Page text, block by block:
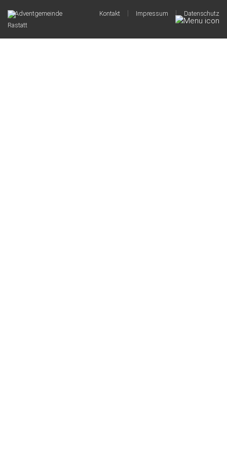
© Adventgemeinde
Rastatt
Kontakt | Impressum | Datenschutz